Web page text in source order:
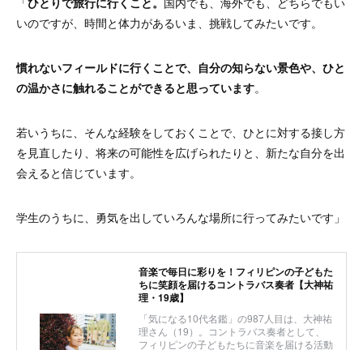
いのですが、時間と体力があるいま、挑戦してみたいです。
慣れないフィールドに行くことで、自分の知らない景色や、ひと
の温かさに触れることができると思っています。
若いうちに、そんな経験をしておくことで、ひとに対する接し方
を見直したり、将来の可能性を広げられたりと、新たな自分を出
会えると信じています。
学生のうちに、勇気を出していろんな場所に行ってみたいです」
音楽で毎日に彩りを！フィリピンの子どもた
ちに笑顔を届けるコントラバス奏者【大神祐
理・19歳】
「気になる10代名鑑」の987人目は、大神祐
理さん（19）。コントラバス奏者として、
フィリピンの子どもたちに音楽を届ける活動